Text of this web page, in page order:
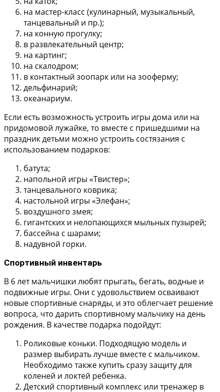
на мастер-класс (кулинарный, музыкальный,
танцевальный и пр.);
на конную прогулку;
в развлекательный центр;
на картинг;
на скалодром;
в контактный зоопарк или на зооферму;
дельфинарий;
океанариум.
Если есть возможность устроить игры дома или на
придомовой лужайке, то вместе с пришедшими на
праздник детьми можно устроить состязания с
использованием подарков:
батута;
напольной игры «Твистер»;
танцевального коврика;
настольной игры «Элефан»;
воздушного змея;
гигантских и нелопающихся мыльных пузырей;
бассейна с шарами;
надувной горки.
Спортивный инвентарь
В 6 лет мальчишки любят прыгать, бегать, водные и
подвижные игры. Они с удовольствием осваивают
новые спортивные снаряды, и это облегчает решение
вопроса, что дарить спортивному мальчику на день
рождения. В качестве подарка подойдут:
Роликовые коньки. Подходящую модель и
размер выбирать лучше вместе с мальчиком.
Необходимо также купить сразу защиту для
коленей и локтей ребенка.
Детский спортивный комплекс или тренажер в